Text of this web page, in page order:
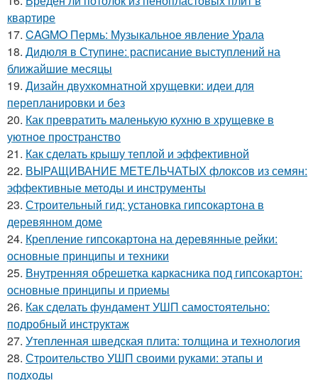
квартире
17. CAGMO Пермь: Музыкальное явление Урала
18. Дидюля в Ступине: расписание выступлений на
ближайшие месяцы
19. Дизайн двухкомнатной хрущевки: идеи для
перепланировки и без
20. Как превратить маленькую кухню в хрущевке в
уютное пространство
21. Как сделать крышу теплой и эффективной
22. ВЫРАЩИВАНИЕ МЕТЕЛЬЧАТЫХ флоксов из семян:
эффективные методы и инструменты
23. Строительный гид: установка гипсокартона в
деревянном доме
24. Крепление гипсокартона на деревянные рейки:
основные принципы и техники
25. Внутренняя обрешетка каркасника под гипсокартон:
основные принципы и приемы
26. Как сделать фундамент УШП самостоятельно:
подробный инструктаж
27. Утепленная шведская плита: толщина и технология
28. Строительство УШП своими руками: этапы и
подходы